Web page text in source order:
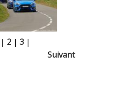
2 | 3 |
Suivant